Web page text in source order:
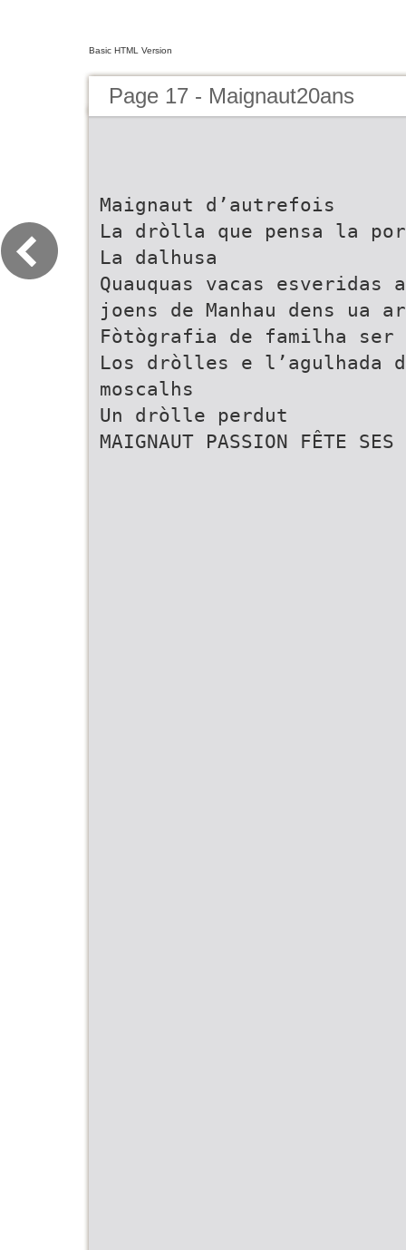
Basic HTML Version
Page 17 - Maignaut20ans
Maignaut d’autrefois
La dròlla que pensa la
La dalhusa
Quauquas vacas esveridas
joens de Manhau dens ua
Fòtògrafia de familha
Los dròlles e l’agulhada
moscalhs
Un dròlle perdut
MAIGNAUT PASSION FÊTE